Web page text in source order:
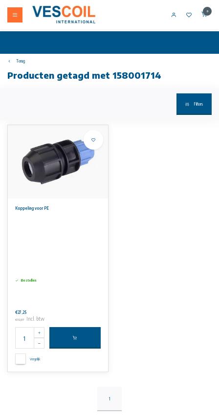
0
Terug
Producten getagd met 158001714
Filters
Koppeling voor PE
Bestellen
€27,25
€32,97 Incl. btw
Vergelijk
1